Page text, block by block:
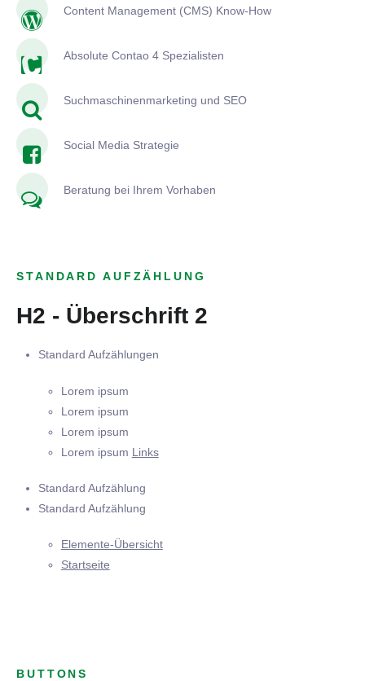
Content Management (CMS) Know-How
Absolute Contao 4 Spezialisten
Suchmaschinenmarketing und SEO
Social Media Strategie
Beratung bei Ihrem Vorhaben
STANDARD AUFZÄHLUNG
H2 - Überschrift 2
Standard Aufzählungen
Lorem ipsum
Lorem ipsum
Lorem ipsum
Lorem ipsum Links
Standard Aufzählung
Standard Aufzählung
Elemente-Übersicht
Startseite
BUTTONS